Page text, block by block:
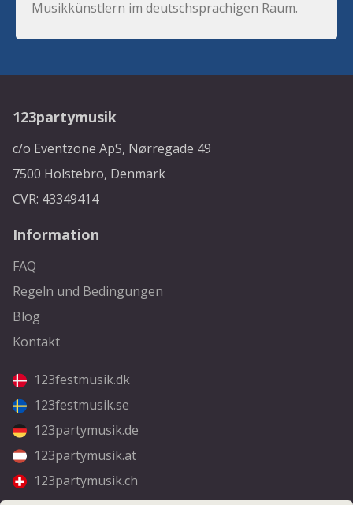
Musikkünstlern im deutschsprachigen Raum.
123partymusik
c/o Eventzone ApS, Nørregade 49
7500 Holstebro, Denmark
CVR: 43349414
Information
FAQ
Regeln und Bedingungen
Blog
Kontakt
123festmusik.dk
123festmusik.se
123partymusik.de
123partymusik.at
123partymusik.ch